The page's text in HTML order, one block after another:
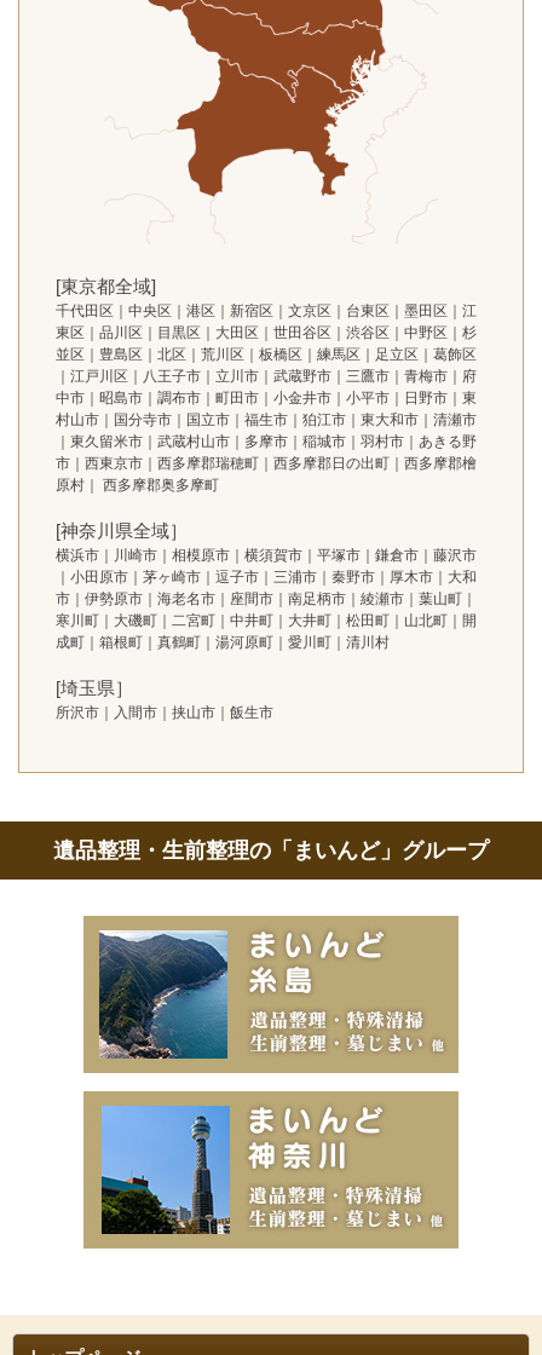
[東京都全域]
千代田区｜中央区｜港区｜新宿区｜文京区｜台東区｜墨田区｜江
東区｜品川区｜目黒区｜大田区｜世田谷区｜渋谷区｜中野区｜杉
並区｜豊島区｜北区｜荒川区｜板橋区｜練馬区｜足立区｜葛飾区
｜江戸川区｜八王子市｜立川市｜武蔵野市｜三鷹市｜青梅市｜府
中市｜昭島市｜調布市｜町田市｜小金井市｜小平市｜日野市｜東
村山市｜国分寺市｜国立市｜福生市｜狛江市｜東大和市｜清瀬市
｜東久留米市｜武蔵村山市｜多摩市｜稲城市｜羽村市｜あきる野
市｜西東京市｜西多摩郡瑞穂町｜西多摩郡日の出町｜西多摩郡檜
原村｜ 西多摩郡奥多摩町
[神奈川県全域］
横浜市｜川崎市｜相模原市｜横須賀市｜平塚市｜鎌倉市｜藤沢市
｜小田原市｜茅ヶ崎市｜逗子市｜三浦市｜秦野市｜厚木市｜大和
市｜伊勢原市｜海老名市｜座間市｜南足柄市｜綾瀬市｜葉山町｜
寒川町｜大磯町｜二宮町｜中井町｜大井町｜松田町｜山北町｜開
成町｜箱根町｜真鶴町｜湯河原町｜愛川町｜清川村
[埼玉県］
所沢市｜入間市｜挟山市｜飯生市
遺品整理・生前整理の「まいんど」グループ